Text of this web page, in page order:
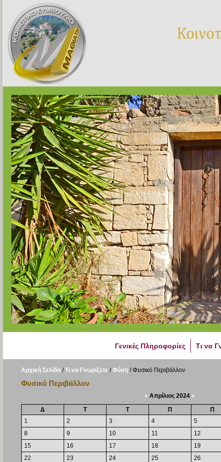
Γενικές Πληροφορίες Τι να
Αρχική Σελίδα/Τι να Γνωρίζετε /Φύση/Φυσικό Περιβάλλον
Φυσικό Περιβάλλον
« Απρίλιος 2024 »
Δ
Τ Τ Π
Π
1
2 3 4
5
8
9 10 11
12
15
16 17 18
19
22
23 24 25
26